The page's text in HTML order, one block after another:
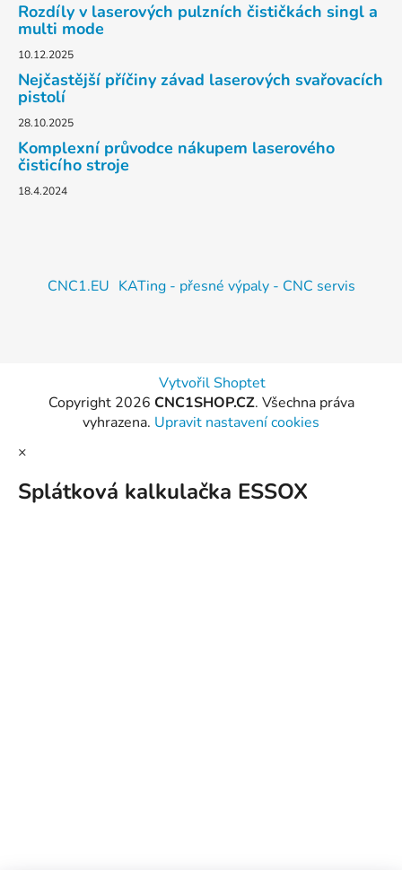
Rozdíly v laserových pulzních čističkách singl a
multi mode
10.12.2025
Nejčastější příčiny závad laserových svařovacích
pistolí
28.10.2025
Komplexní průvodce nákupem laserového
čisticího stroje
18.4.2024
CNC1.EU KATing - přesné výpaly - CNC servis
Vytvořil Shoptet
Copyright 2026 CNC1SHOP.CZ. Všechna práva
vyhrazena. Upravit nastavení cookies
×
Splátková kalkulačka ESSOX